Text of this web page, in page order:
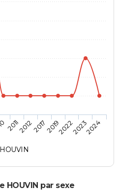
HOUVIN
2011201220172019202220232024
HOUVIN par sexe